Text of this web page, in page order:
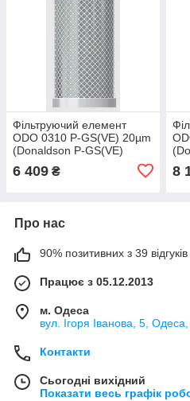
Фільтруючий елемент
ODO 0310 P-GS(VE) 20µm
(Donaldson P-GS(VE)
6 409 ₴ 8
Про нас
90% позитивних з 39 відгуків
Працює з 05.12.2013
м. Одеса
вул. Ігоря Іванова, 5, Одеса,
Контакти
Сьогодні вихідний
Показати весь графік